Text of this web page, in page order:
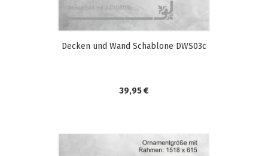
Decken und Wand Schablone DWS03c
39,95 €